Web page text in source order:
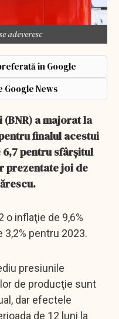
adeveresc
în Google
News
(BNR) a majorat la
finalul acestui
6,7 pentru sfârşitul
prezentate joi de
o inflaţie de 9,6%
pentru 2023.
presiunile
de producţie sunt
dar efectele
de 12 luni la